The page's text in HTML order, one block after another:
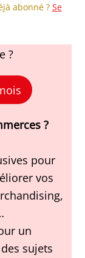
abonné ? Se
?
?
pour
vos
un
sujets